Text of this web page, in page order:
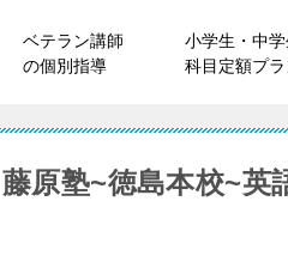
ベテラン講師
の個別指導
小学生・中
科目定額プラ
原塾~徳島本校~英